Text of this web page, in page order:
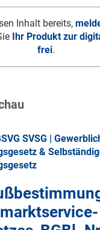
Inhalt bereits,
Ihr Produkt zur
frei.
SVSG |
&